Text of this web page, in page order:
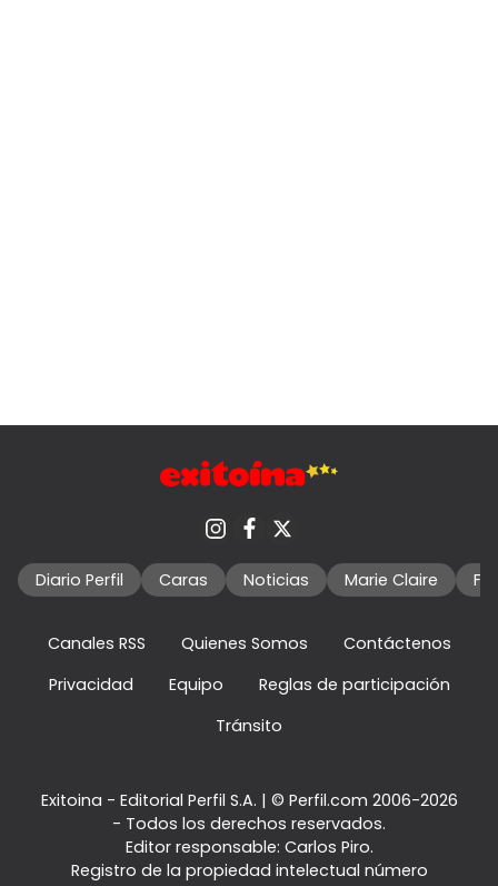
Diario Perfil Caras Noticias Marie Claire
Canales RSS Quienes Somos
Contáctenos
Privacidad
Equipo
Reglas de participación
Tránsito
Exitoina - Editorial Perfil S.A. | © Perfil.com 2006-2026
- Todos los derechos reservados.
Editor responsable: Carlos Piro.
Registro de la propiedad intelectual número